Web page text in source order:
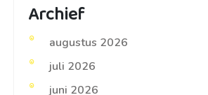
Archief
augustus 2026
juli 2026
juni 2026